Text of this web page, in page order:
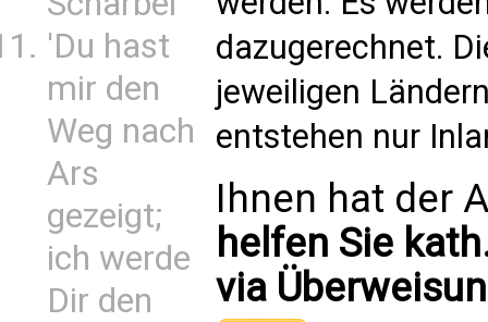
'Du hast
mir den
Weg nach
Ars
gezeigt;
ich werde
Dir den
dazugerechnet.
jeweiligen
entstehen nur
Ihnen hat der
helfen Sie
via